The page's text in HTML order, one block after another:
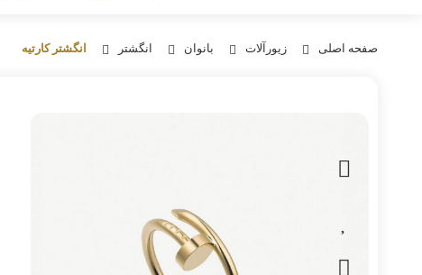
صفحه اصلی زیورآلات بانوان انگشتر انگشتر کارتیه